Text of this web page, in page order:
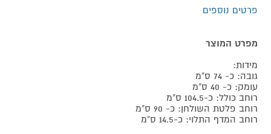
פרטים נוספים
מפרט המוצר
מידות:
גובה: כ- 74 ס"מ
עומק: כ- 40 ס"מ
רוחב כולל: כ-104.5 ס"מ
רוחב פלטת השולחן: כ- 90 ס"מ
רוחב המדף התלוי: כ-14.5 ס"מ